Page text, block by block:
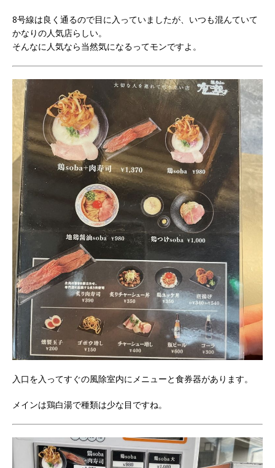
8号線は良く通るので目に入っていましたが、いつも混んていて
かなりの人気店らしい。
そんなに人気なら当然気になるってモンですよ。
入口を入ってすぐの風除室内にメニューと食券器があります。
メインは鶏白湯で種類は少な目ですね。